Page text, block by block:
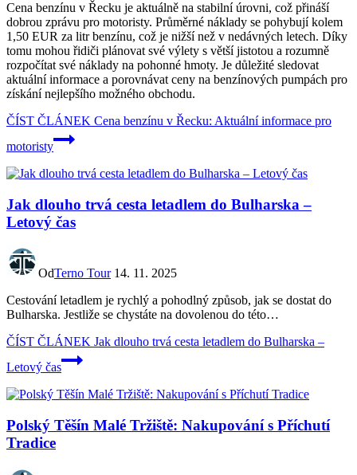
Cena benzínu v Řecku je aktuálně na stabilní úrovni, což přináší
dobrou zprávu pro motoristy. Průměrné náklady se pohybují kolem
1,50 EUR za litr benzínu, což je nižší než v nedávných letech. Díky
tomu mohou řidiči plánovat své výlety s větší jistotou a rozumně
rozpočítat své náklady na pohonné hmoty. Je důležité sledovat
aktuální informace a porovnávat ceny na benzínových pumpách pro
získání nejlepšího možného obchodu.
ČÍST ČLÁNEK Cena benzínu v Řecku: Aktuální informace pro
motoristy
Jak dlouho trvá cesta letadlem do Bulharska –
Letový čas
OdTerno Tour 14. 11. 2025
Cestování letadlem je rychlý a pohodlný způsob, jak se dostat do
Bulharska. Jestliže se chystáte na dovolenou do této…
ČÍST ČLÁNEK Jak dlouho trvá cesta letadlem do Bulharska –
Letový čas
Polský Těšín Malé Tržiště: Nakupování s Příchutí
Tradice